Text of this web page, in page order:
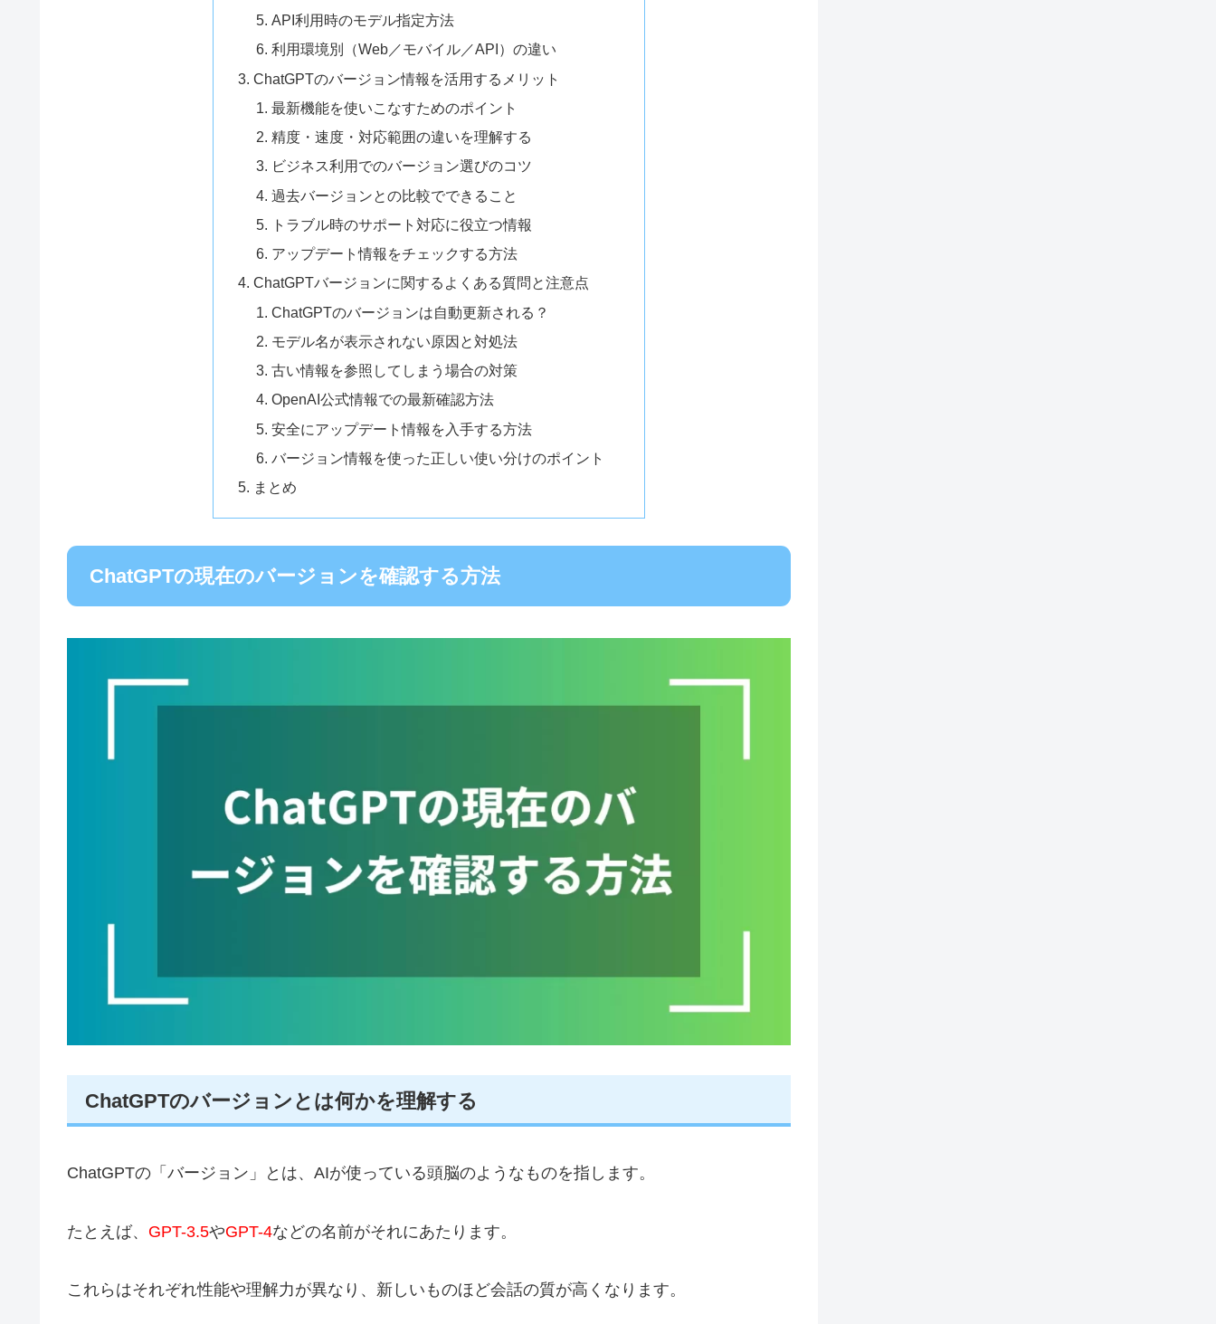
API利用時のモデル指定方法
利用環境別（Web／モバイル／API）の違い
ChatGPTのバージョン情報を活用するメリット
最新機能を使いこなすためのポイント
精度・速度・対応範囲の違いを理解する
ビジネス利用でのバージョン選びのコツ
過去バージョンとの比較でできること
トラブル時のサポート対応に役立つ情報
アップデート情報をチェックする方法
ChatGPTバージョンに関するよくある質問と注意点
ChatGPTのバージョンは自動更新される？
モデル名が表示されない原因と対処法
古い情報を参照してしまう場合の対策
OpenAI公式情報での最新確認方法
安全にアップデート情報を入手する方法
バージョン情報を使った正しい使い分けのポイント
まとめ
ChatGPTの現在のバージョンを確認する方法
ChatGPTのバージョンとは何かを理解する
ChatGPTの「バージョン」とは、AIが使っている頭脳のようなものを指します。
たとえば、 GPT-3.5やGPT-4などの名前がそれにあたります。
これらはそれぞれ性能や理解力が異なり、新しいものほど会話の質が高くなります。